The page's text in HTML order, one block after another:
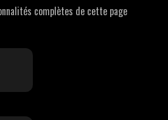
complètes de cette page